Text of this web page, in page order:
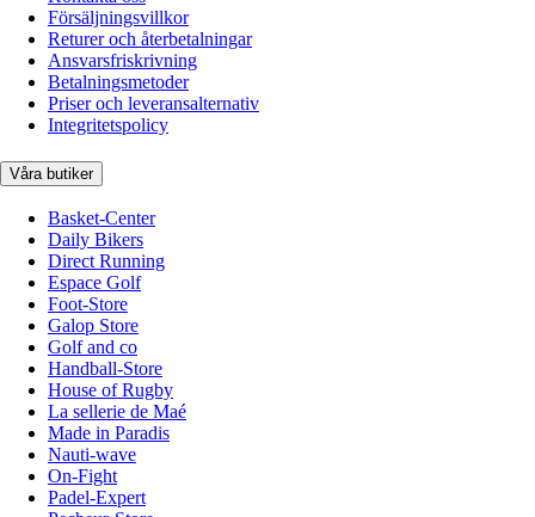
Försäljningsvillkor
Returer och återbetalningar
Ansvarsfriskrivning
Betalningsmetoder
Priser och leveransalternativ
Integritetspolicy
Våra butiker
Basket-Center
Daily Bikers
Direct Running
Espace Golf
Foot-Store
Galop Store
Golf and co
Handball-Store
House of Rugby
La sellerie de Maé
Made in Paradis
Nauti-wave
On-Fight
Padel-Expert